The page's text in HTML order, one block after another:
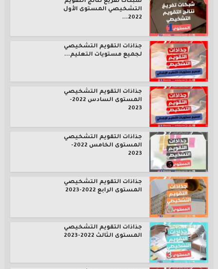
شبكات تفريغ نتائج التقويم
التشخيصي المستوى الأول
2022...
جذاذات التقويم التشخيصي
لجميع مستويات التعليم...
جذاذات التقويم التشخيصي
المستوى السادس 2022-
2023
جذاذات التقويم التشخيصي
المستوى الخامس 2022-
2023
جذاذات التقويم التشخيصي
المستوى الرابع 2022-2023
جذاذات التقويم التشخيصي
المستوى الثالث 2022-2023